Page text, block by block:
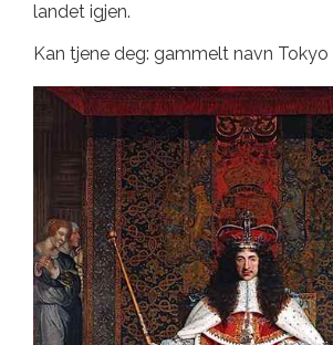
landet igjen.
Kan tjene deg: gammelt navn Tokyo